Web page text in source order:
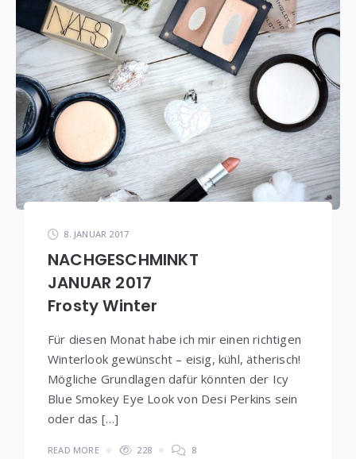
8. JANUAR 2017
NACHGESCHMINKT
JANUAR 2017
Frosty Winter
Für diesen Monat habe ich mir einen richtigen
Winterlook gewünscht – eisig, kühl, ätherisch!
Mögliche Grundlagen dafür könnten der Icy
Blue Smokey Eye Look von Desi Perkins sein
oder das […]
READ MORE 228 8